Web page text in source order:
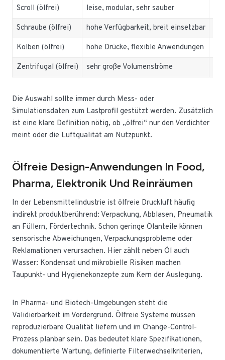
Scroll (ölfrei) leise, modular, sehr sauber
Schraube (ölfrei) hohe Verfügbarkeit, breit einsetzbar
Kolben (ölfrei) hohe Drücke, flexible Anwendungen
Zentrifugal (ölfrei) sehr große Volumenströme
Die Auswahl sollte immer durch Mess- oder
Simulationsdaten zum Lastprofil gestützt werden. Zusätzlich
ist eine klare Definition nötig, ob „ölfrei“ nur den Verdichter
meint oder die Luftqualität am Nutzpunkt.
Ölfreie Design-Anwendungen In Food,
Pharma, Elektronik Und Reinräumen
In der Lebensmittelindustrie ist ölfreie Druckluft häufig
indirekt produktberührend: Verpackung, Abblasen, Pneumatik
an Füllern, Fördertechnik. Schon geringe Ölanteile können
sensorische Abweichungen, Verpackungsprobleme oder
Reklamationen verursachen. Hier zählt neben Öl auch
Wasser: Kondensat und mikrobielle Risiken machen
Taupunkt- und Hygienekonzepte zum Kern der Auslegung.
In Pharma- und Biotech-Umgebungen steht die
Validierbarkeit im Vordergrund. Ölfreie Systeme müssen
reproduzierbare Qualität liefern und im Change-Control-
Prozess planbar sein. Das bedeutet klare Spezifikationen,
dokumentierte Wartung, definierte Filterwechselkriterien,